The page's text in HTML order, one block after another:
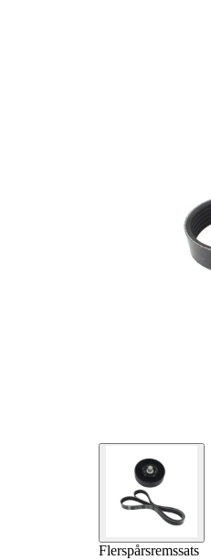
Flerspårsremssats
Artikelnamn
flerspårsrem